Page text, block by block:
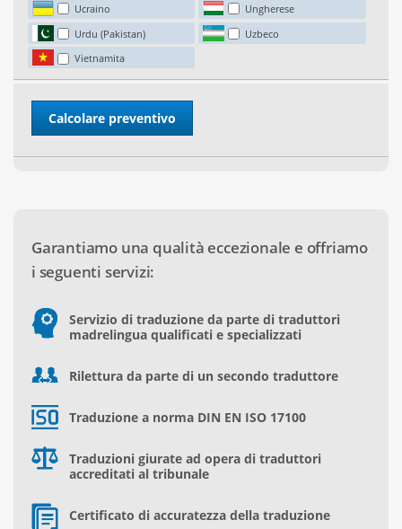
Ucraino
Ungherese
Urdu (Pakistan)
Uzbeco
Vietnamita
Garantiamo una qualità eccezionale e offriamo
i seguenti servizi:
Servizio di traduzione da parte di traduttori
madrelingua qualificati e specializzati
Rilettura da parte di un secondo traduttore
Traduzione a norma DIN EN ISO 17100
Traduzioni giurate ad opera di traduttori
accreditati al tribunale
Certificato di accuratezza della traduzione